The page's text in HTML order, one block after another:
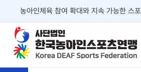
본문 바로가기
농아인체육 참여 확대와 지속 가능한 스